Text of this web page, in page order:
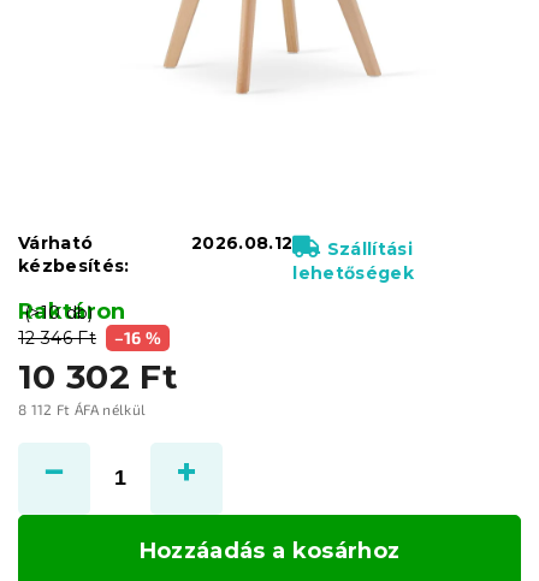
12 346 Ft –16 %
10 302 Ft
8 112 Ft ÁFA nélkül
Raktáron
(>10 db)
Várható
kézbesítés:
2026.08.12
Szállítási
lehetőségek
Hozzáadás a kosárhoz